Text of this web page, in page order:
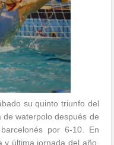
su quinto triunfo del
waterpolo después de
por 6-10. En
última jornada del año,